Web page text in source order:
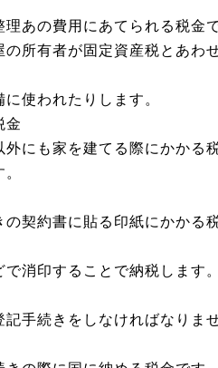
あの費用にあてられる税金
所有者が固定資産税とあわ
使われたりします。
金
外にも家を建てる際にかかる
の契約書に貼る印紙にかかる
で消印することで納税します
記手続きをしなければなりま